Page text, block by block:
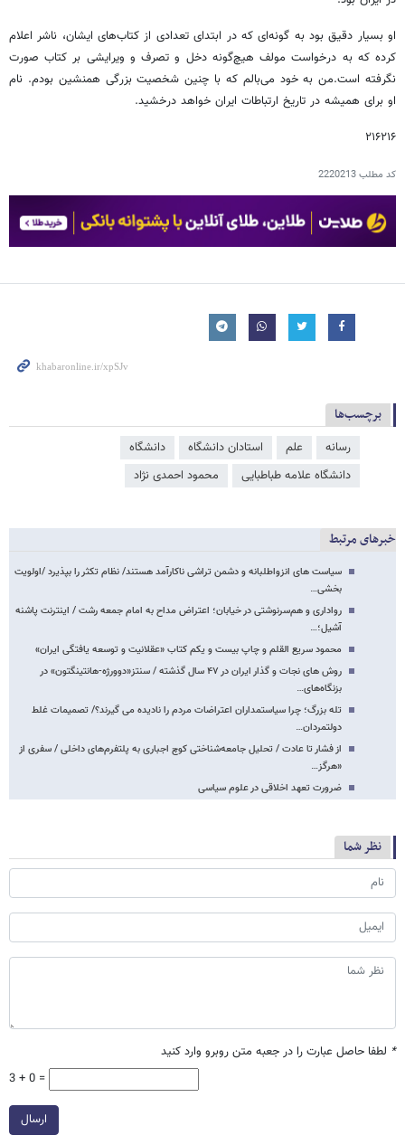
او بسیار دقیق بود به گونه‌ای که در ابتدای تعدادی از کتاب‌های ایشان، ناشر اعلام
کرده که به درخواست مولف هیچ‌گونه دخل و تصرف و ویرایشی بر کتاب صورت
نگرفته است.من به خود می‌بالم که با چنین شخصیت بزرگی همنشین بودم. نام
او برای همیشه در تاریخ ارتباطات ایران خواهد درخشید.
۲۱۶۲۱۶
کد مطلب2220213
برچسب‌ها
رسانه علم استادان دانشگاه
دانشگاه
دانشگاه علامه طباطبایی
محمود احمدی ‌نژاد
خبرهای مرتبط
سیاست های انزواطلبانه و دشمن تراشی ناکارآمد هستند/ نظام تکثر را بپذیرد /اولویت
بخشی…
رواداری و هم‌سرنوشتی در خیابان؛ اعتراض مداح به امام جمعه رشت / اینترنت پاشنه
آشیل؛…
محمود سریع القلم و چاپ بیست و یکم کتاب «عقلانیت و توسعه یافتگی ایران»
روش های نجات و گذار ایران در ۴۷ سال گذشته / سنتز«دوورژه-هانتینگتون» در
بزنگاه‌های…
تله بزرگ؛ چرا سیاستمداران اعتراضات مردم را نادیده می گیرند؟/ تصمیمات غلط
دولتمردان…
از فشار تا عادت / تحلیل جامعه‌شناختی کوچ اجباری به پلتفرم‌های داخلی / سفری از
«هرگز…
ضرورت تعهد اخلاقی در علوم سیاسی
نظر شما
* لطفا حاصل عبارت را در جعبه متن روبرو وارد کنید
3 + 0 =
ارسال